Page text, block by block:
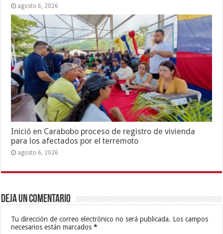
agosto 6, 2026
Inició en Carabobo proceso de registro de vivienda
para los afectados por el terremoto
agosto 6, 2026
Deja un comentario
Tu dirección de correo electrónico no será publicada. Los campos
necesarios están marcados*